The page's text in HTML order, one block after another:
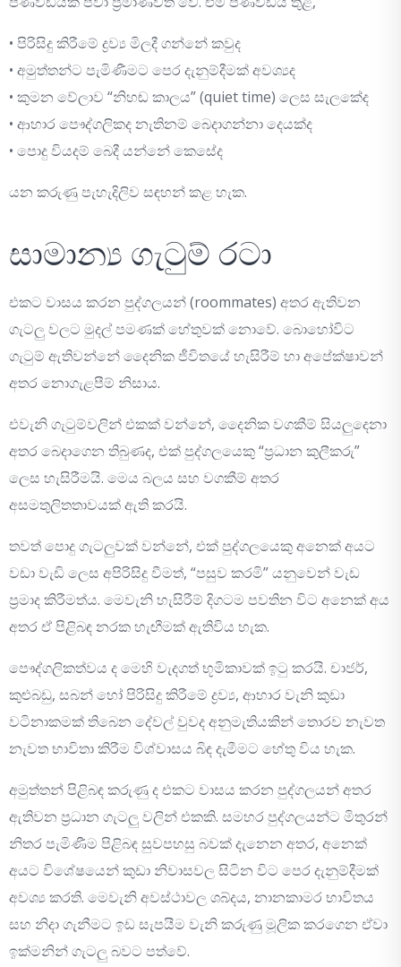
• පිරිසිදු කිරීමේ ද්‍රව්‍ය මිලදී ගන්නේ කවුද
• අමුත්තන්ට පැමිණීමට පෙර දැනුම්දීමක් අවශ්‍යද
• කුමන වේලාව “නිහඬ කාලය” (quiet time) ලෙස සැලකේද
• ආහාර පෞද්ගලිකද නැතිනම් බෙදාගන්නා දෙයක්ද
• පොදු වියදම් බෙදී යන්නේ කෙසේද
යන කරුණු පැහැදිලිව සඳහන් කළ හැක.
සාමාන්‍ය ගැටුම් රටා
එකට වාසය කරන පුද්ගලයන් (roommates) අතර ඇතිවන
ගැටලු වලට මුදල් පමණක් හේතුවක් නොවේ. බොහෝවිට
ගැටුම් ඇතිවන්නේ දෛනික ජීවිතයේ හැසිරීම් හා අපේක්ෂාවන්
අතර නොගැළපීම් නිසාය.
එවැනි ගැටුම්වලින් එකක් වන්නේ, දෛනික වගකීම් සියලුදෙනා
අතර බෙදාගෙන තිබුණද, එක් පුද්ගලයෙකු “ප්‍රධාන කුලීකරු”
ලෙස හැසිරීමයි. මෙය බලය සහ වගකීම් අතර
අසමතුලිතතාවයක් ඇති කරයි.
තවත් පොදු ගැටලුවක් වන්නේ, එක් පුද්ගලයෙකු අනෙක් අයට
වඩා වැඩි ලෙස අපිරිසිදු වීමත්, “පසුව කරමි” යනුවෙන් වැඩ
ප්‍රමාද කිරීමත්ය. මෙවැනි හැසිරීම් දිගටම පවතින විට අනෙක් අය
අතර ඒ පිළිබඳ නරක හැඟීමක් ඇතිවිය හැක.
පෞද්ගලිකත්වය ද මෙහි වැදගත් භූමිකාවක් ඉටු කරයි. චාජර්,
කුළුබඩු, සබන් හෝ පිරිසිදු කිරීමේ ද්‍රව්‍ය, ආහාර වැනි කුඩා
වටිනාකමක් තිබෙන දේවල් වුවද අනුමැතියකින් තොරව නැවත
නැවත භාවිතා කිරීම විශ්වාසය බිඳ දැමීමට හේතු විය හැක.
අමුත්තන් පිළිබඳ කරුණු ද එකට වාසය කරන පුද්ගලයන් අතර
ඇතිවන ප්‍රධාන ගැටලු වලින් එකකි. සමහර පුද්ගලයන්ට මිතුරන්
නිතර පැමිණීම පිළිබඳ සුවපහසු බවක් දැනෙන අතර, අනෙක්
අයට විශේෂයෙන් කුඩා නිවාසවල සිටින විට පෙර දැනුම්දීමක්
අවශ්‍ය කරති. මෙවැනි අවස්ථාවල ශබ්දය, නානකාමර භාවිතය
සහ නිදා ගැනීමට ඉඩ සැපයීම වැනි කරුණු මූලික කරගෙන ඒවා
ඉක්මනින් ගැටලු බවට පත්වේ.